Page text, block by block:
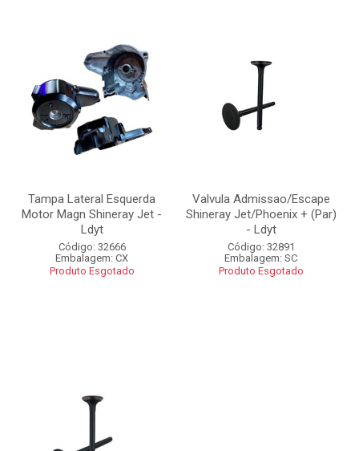
Tampa Lateral Esquerda
Motor Magn Shineray Jet -
Ldyt
Código: 32666
Embalagem: CX
Produto Esgotado
Valvula Admissao/Escape
Shineray Jet/Phoenix + (Par)
- Ldyt
Código: 32891
Embalagem: SC
Produto Esgotado